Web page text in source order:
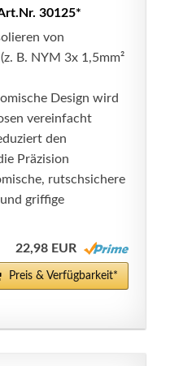
30125*
von
B. NYM 3x 1,5mm²
Design wird
vereinfacht
den
Präzision
rutschsichere
griffige
22,98 EUR
Preis & Verfügbarkeit*